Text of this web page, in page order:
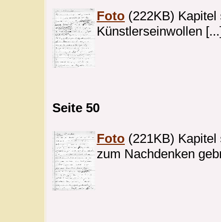
Foto (222KB) Kapitel
Künstlerseinwollen
Seite 50
Foto (221KB) Kapitel
zum Nachdenken